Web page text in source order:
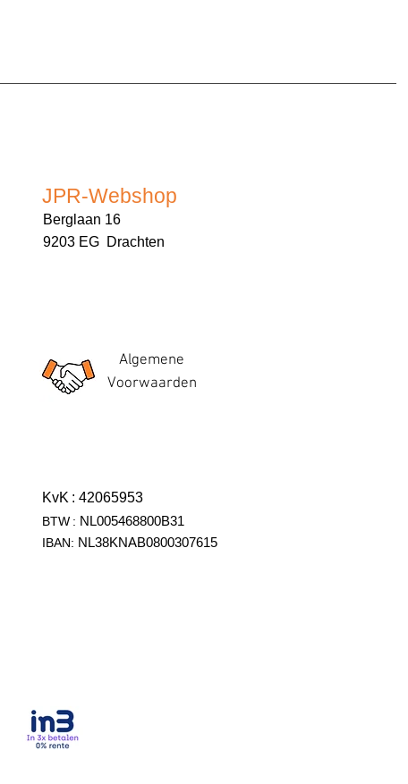
JPR-Webshop
Berglaan 16
9203 EG Drachten
Algemene
Voorwaarden
KvK : 42065953
BTW : NL005468800B31
IBAN: NL38KNAB0800307615